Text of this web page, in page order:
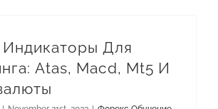
Для
Atas, Macd, Mt5 И